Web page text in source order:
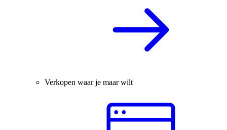
Verkopen waar je maar wilt